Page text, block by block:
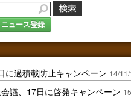
ニュース登録
に過積載防止キャンペーン 14/
議、17日に啓発キャンペーン